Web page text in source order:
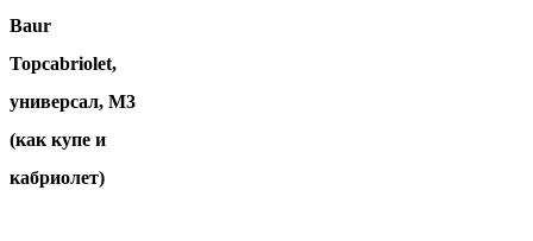
Baur
Topcabriolet,
универсал, М3
(как купе и
кабриолет)